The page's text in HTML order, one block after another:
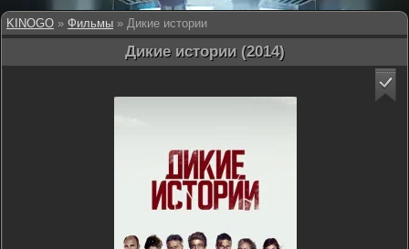
KINOGO » Фильмы » Дикие истории
Дикие истории (2014)